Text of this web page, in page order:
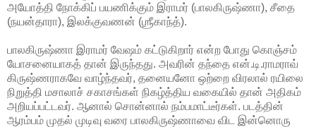
அயோத்தி நோக்கிப் பயணிக்கும் இராமர் (பாலகிருஷ்ணா), சீதை
(நயன்தாரா), இலக்குவணன் (ஶ்ரீகாந்த்).
பாலகிருஷ்ணா இராமர் வேஷம் கட்டுகிறார் என்ற போது கொஞ்சம்
யோசனையாகத் தான் இருந்தது. அவரின் தந்தை என்.டி.ராமராவ்
கிருஷ்ணராகவே வாழ்ந்தவர், தனையனோ ஒற்றை விரலால் ரயிலை
நிறுத்தி மசாலாச் சகாசங்கள் நிகழ்த்திய வகையில் தான் அதிகம்
அறியப்பட்டவர். ஆனால் சொன்னால் நம்பமாட்டீர்கள். படத்தின்
ஆரம்பம் முதல் முடிவு வரை பாலகிருஷ்ணாவை விட இன்னொரு